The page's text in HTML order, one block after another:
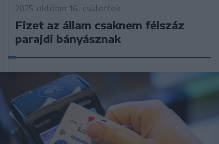
2025. október 16., csütörtök
Fizet az állam csaknem félszáz
parajdi bányásznak